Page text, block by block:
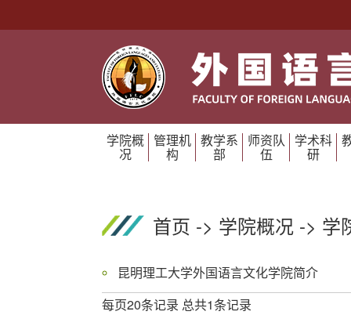
学院概
况
管理机
构
教学系
部
师资队
伍
学术科
研
首页 -> 学院概况 -> 学
昆明理工大学外国语言文化学院简介
每页20条记录 总共1条记录